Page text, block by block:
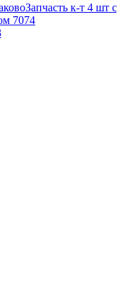
к-т 4 шт с
7074